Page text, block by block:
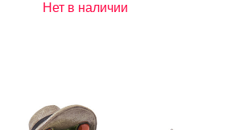
Нет в наличии